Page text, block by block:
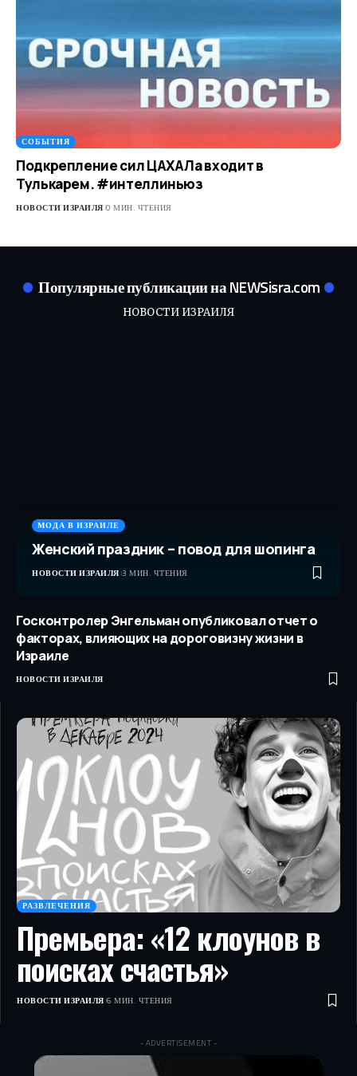
СОБЫТИЯ
Подкрепление сил ЦАХАЛа входит в
Тулькарем. #интеллиньюз
НОВОСТИ ИЗРАИЛЯ 0 МИН. ЧТЕНИЯ
Популярные публикации на NEWSisra.com
НОВОСТИ ИЗРАИЛЯ
МОДА В ИЗРАИЛЕ
Женский праздник – повод для шопинга
НОВОСТИ ИЗРАИЛЯ 3 МИН. ЧТЕНИЯ
Госконтролер Энгельман опубликовал отчет о
факторах, влияющих на дороговизну жизни в
Израиле
НОВОСТИ ИЗРАИЛЯ
РАЗВЛЕЧЕНИЯ
Премьера: «12 клоунов в
поисках счастья»
НОВОСТИ ИЗРАИЛЯ 6 МИН. ЧТЕНИЯ
- ADVERTISEMENT -